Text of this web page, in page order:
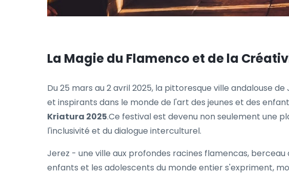
La Magie du Flamenco et de la
Du 25 mars au 2 avril 2025, la pittoresque ville andalouse
et inspirants dans le monde de l'art des jeunes et des
Kriatura 2025.Ce festival est devenu non seulement une
l'inclusivité et du dialogue interculturel.
Jerez - une ville aux profondes racines flamencas,
enfants et les adolescents du monde entier s'expriment,